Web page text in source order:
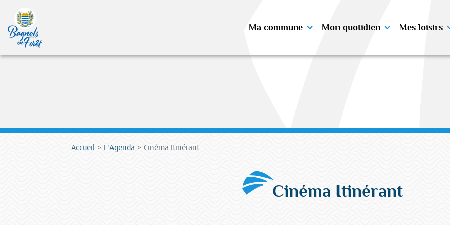
Ma commune Mon quotidien Mes loisirs
Accueil L'Agenda Cinéma Itinérant
Cinéma Itinérant